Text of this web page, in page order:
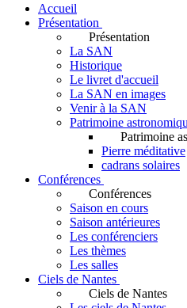
Accueil
Présentation
Présentation
La SAN
Historique
Le livret d'accueil
La SAN en images
Venir à la SAN
Patrimoine
Patrimoine
Pierre méditative
cadrans solaires
Conférences
Conférences
Saison en cours
Saison antérieures
Les conférenciers
Les thèmes
Les salles
Ciels de Nantes
Ciels de Nantes